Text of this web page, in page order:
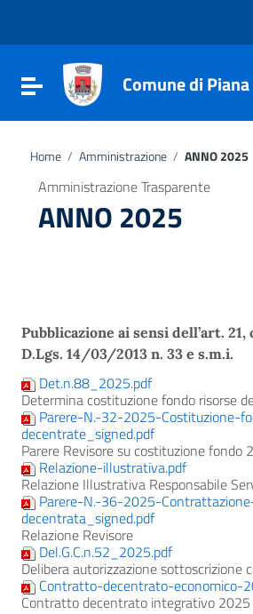
Vai al footer
Attiva / disattiva la navigazione
Comune di
Home / Amministrazione / ANNO 2025
Amministrazione Trasparente
ANNO 2025
Pubblicazione ai sensi dell’art. 21,
D.Lgs. 14/03/2013 n. 33 e s.m.i.
Det.n.88_2025.pdf
Determina costituzione fondo risorse
Parere-N.-32-2025-Costituzione-
decentrate_signed.pdf
Parere Revisore su costituzione fondo
Relazione-illustrativa.pdf
Relazione Illustrativa Responsabile
Parere-N.-36-2025-
decentrata_signed.pdf
Relazione Revisore
Del.G.C.n.52_2025.pdf
Delibera autorizzazione sottoscrizione
Contratto-decentrato-economico-
Contratto decentrato integrativo 2025